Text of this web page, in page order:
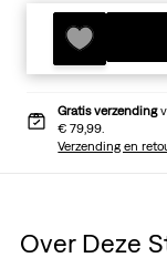
Gratis verzending
€ 79,99.
Verzending en
Over Deze